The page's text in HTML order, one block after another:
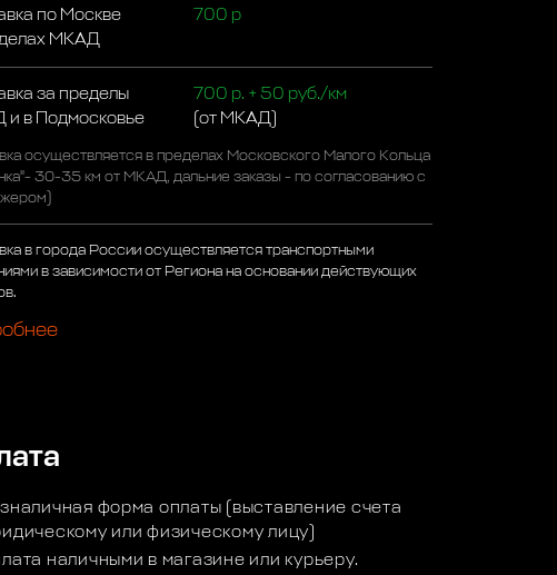
по Москве
МКАД
700 р
за пределы
в Подмосковье
700 р. + 50 руб./км
(от МКАД)
осуществляется в пределах Московского Малого Кольца
30-35 км от МКАД, дальние заказы - по согласованию с
в города России осуществляется транспортными
в зависимости от Региона на основании действующих
форма оплаты (выставление счета
или физическому лицу)
наличными в магазине или курьеру.